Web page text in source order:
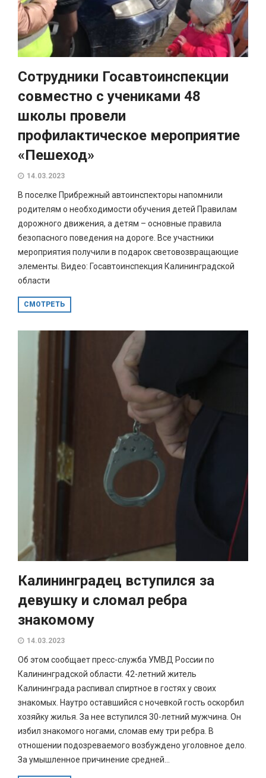
Сотрудники Госавтоинспекции
совместно с учениками 48
школы провели
профилактическое мероприятие
«Пешеход»
14.03.2023
В поселке Прибрежный автоинспекторы напомнили
родителям о необходимости обучения детей Правилам
дорожного движения, а детям – основные правила
безопасного поведения на дороге. Все участники
мероприятия получили в подарок световозвращающие
элементы. Видео: Госавтоинспекция Калининградской
области
СМОТРЕТЬ
Калининградец вступился за
девушку и сломал ребра
знакомому
14.03.2023
Об этом сообщает пресс-служба УМВД России по
Калининградской области. 42-летний житель
Калининграда распивал спиртное в гостях у своих
знакомых. Наутро оставшийся с ночевкой гость оскорбил
хозяйку жилья. За нее вступился 30-летний мужчина. Он
избил знакомого ногами, сломав ему три ребра. В
отношении подозреваемого возбуждено уголовное дело.
За умышленное причинение средней...